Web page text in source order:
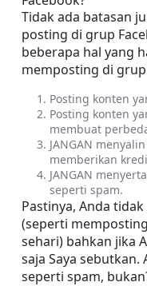
Tidak ada batasan
posting di grup
beberapa hal yang
memposting di grup
Posting konten
Posting konten
membuat
JANGAN
memberikan
JANGAN
seperti spam.
Pastinya, Anda
(seperti
sehari) bahkan jika
saja Saya
seperti spam,